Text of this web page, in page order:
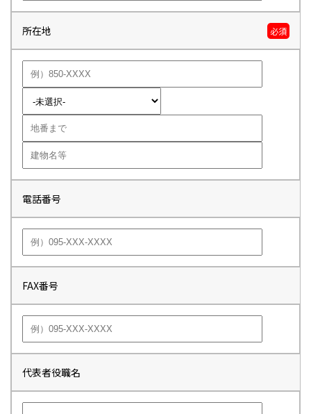
所在地 必須
電話番号
FAX番号
代表者役職名